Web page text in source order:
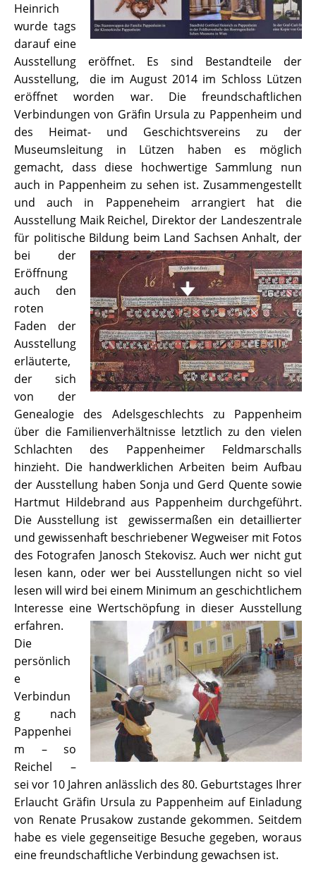
Heinrich
wurde tags
darauf eine
Ausstellung eröffnet. Es sind Bestandteile der
Ausstellung, die im August 2014 im Schloss Lützen
eröffnet worden war. Die freundschaftlichen
Verbindungen von Gräfin Ursula zu Pappenheim und
des Heimat- und Geschichtsvereins zu der
Museumsleitung in Lützen haben es möglich
gemacht, dass diese hochwertige Sammlung nun
auch in Pappenheim zu sehen ist. Zusammengestellt
und auch in Pappeneheim arrangiert hat die
Ausstellung Maik Reichel, Direktor der Landeszentrale
für politische Bildung beim Land Sachsen Anhalt, der
bei der
Eröffnung
auch den
roten
Faden der
Ausstellung
erläuterte,
der sich
von der
Genealogie des Adelsgeschlechts zu Pappenheim
über die Familienverhältnisse letztlich zu den vielen
Schlachten des Pappenheimer Feldmarschalls
hinzieht. Die handwerklichen Arbeiten beim Aufbau
der Ausstellung haben Sonja und Gerd Quente sowie
Hartmut Hildebrand aus Pappenheim durchgeführt.
Die Ausstellung ist gewissermaßen ein detaillierter
und gewissenhaft beschriebener Wegweiser mit Fotos
des Fotografen Janosch Stekovisz. Auch wer nicht gut
lesen kann, oder wer bei Ausstellungen nicht so viel
lesen will wird bei einem Minimum an geschichtlichem
Interesse eine Wertschöpfung in dieser Ausstellung
erfahren.
Die
persönlich
e
Verbindun
g nach
Pappenhei
m – so
Reichel –
sei vor 10 Jahren anlässlich des 80. Geburtstages Ihrer
Erlaucht Gräfin Ursula zu Pappenheim auf Einladung
von Renate Prusakow zustande gekommen. Seitdem
habe es viele gegenseitige Besuche gegeben, woraus
eine freundschaftliche Verbindung gewachsen ist.